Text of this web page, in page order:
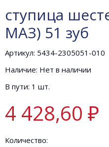
ступица
МАЗ) 51 зуб
Артикул: 5434-2305051-010
Наличие: Нет в наличии
В пути: 1 шт.
4 428,60 ₽
Количество: